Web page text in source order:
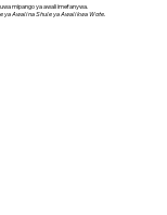
mipango ya awali imefanywa.
ya Awali na Shule ya Awali kwa Wote.